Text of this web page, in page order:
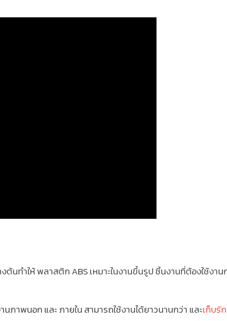
ทำให้ พลาสติก ABS เหมาะในงานขึ้นรูป ชิ้นงานที่ต้องใช้งาน
พนอก และ ภายใน สามารถใช้งานได้ยาวนานกว่า และเก็บรั